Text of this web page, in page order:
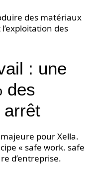
des matériaux
des
: une
des
arrêt
pour Xella.
« safe work. safe
d’entreprise.